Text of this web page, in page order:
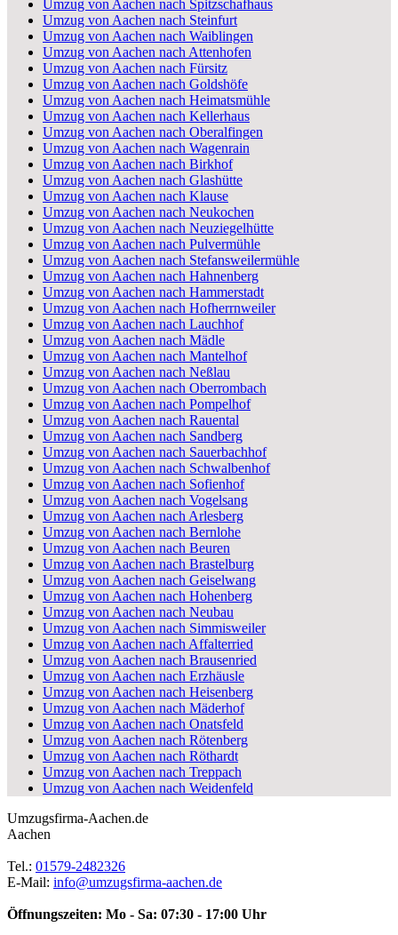
Umzug von Aachen nach Spitzschafhaus
Umzug von Aachen nach Steinfurt
Umzug von Aachen nach Waiblingen
Umzug von Aachen nach Attenhofen
Umzug von Aachen nach Fürsitz
Umzug von Aachen nach Goldshöfe
Umzug von Aachen nach Heimatsmühle
Umzug von Aachen nach Kellerhaus
Umzug von Aachen nach Oberalfingen
Umzug von Aachen nach Wagenrain
Umzug von Aachen nach Birkhof
Umzug von Aachen nach Glashütte
Umzug von Aachen nach Klause
Umzug von Aachen nach Neukochen
Umzug von Aachen nach Neuziegelhütte
Umzug von Aachen nach Pulvermühle
Umzug von Aachen nach Stefansweilermühle
Umzug von Aachen nach Hahnenberg
Umzug von Aachen nach Hammerstadt
Umzug von Aachen nach Hofherrnweiler
Umzug von Aachen nach Lauchhof
Umzug von Aachen nach Mädle
Umzug von Aachen nach Mantelhof
Umzug von Aachen nach Neßlau
Umzug von Aachen nach Oberrombach
Umzug von Aachen nach Pompelhof
Umzug von Aachen nach Rauental
Umzug von Aachen nach Sandberg
Umzug von Aachen nach Sauerbachhof
Umzug von Aachen nach Schwalbenhof
Umzug von Aachen nach Sofienhof
Umzug von Aachen nach Vogelsang
Umzug von Aachen nach Arlesberg
Umzug von Aachen nach Bernlohe
Umzug von Aachen nach Beuren
Umzug von Aachen nach Brastelburg
Umzug von Aachen nach Geiselwang
Umzug von Aachen nach Hohenberg
Umzug von Aachen nach Neubau
Umzug von Aachen nach Simmisweiler
Umzug von Aachen nach Affalterried
Umzug von Aachen nach Brausenried
Umzug von Aachen nach Erzhäusle
Umzug von Aachen nach Heisenberg
Umzug von Aachen nach Mäderhof
Umzug von Aachen nach Onatsfeld
Umzug von Aachen nach Rötenberg
Umzug von Aachen nach Röthardt
Umzug von Aachen nach Treppach
Umzug von Aachen nach Weidenfeld
Umzugsfirma-Aachen.de
Aachen
Tel.: 01579-2482326
E-Mail: info@umzugsfirma-aachen.de
Öffnungszeiten: Mo - Sa: 07:30 - 17:00 Uhr